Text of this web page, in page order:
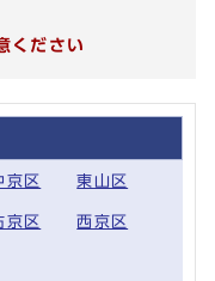
ください
京区 東山区
京区 西京区